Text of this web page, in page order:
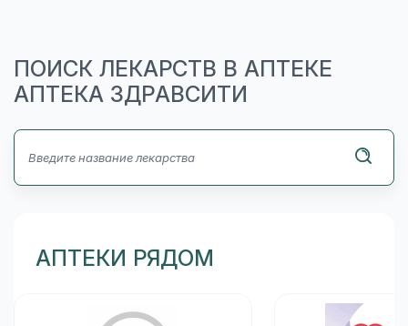
ПОИСК ЛЕКАРСТВ В АПТЕКЕ
АПТЕКА ЗДРАВСИТИ
АПТЕКИ РЯДОМ